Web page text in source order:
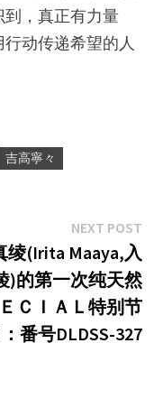
，真正有力量
动传递希望的人
吉高寧々
NEXT POST
绫(Irita Maaya,入
)的第一次纯天然
ＣＩＡＬ特别节
番号DLDSS-327